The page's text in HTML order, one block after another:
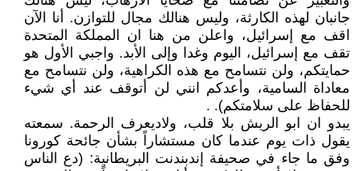
جانبان لهذه الكارثة، وليس هنالك مجال للتوازن. أنا الآن
اقف مع إسرائيل، واعلن من هنا ان المملكة المتحدة
تقف مع إسرائيل، اليوم وغدا وإلى الأبد. واجبي الأول هو
حمايتكم، ولن نتسامح مع هذه الكراهية، ولن نتسامح مع
معاداة السامية، وأعدكم انني لن أتوقف عند أي شيء
للحفاظ على سلامتكم). .
يبدو ان ابو الريش بلا قلب، ولاديعرف الرحمة. سمعته
يقول ذات يوم عندما كان مستشاراً بشأن جائحة كورونا
وفق ما جاء في صحيفة إندبندنت البريطانية: (دع الناس